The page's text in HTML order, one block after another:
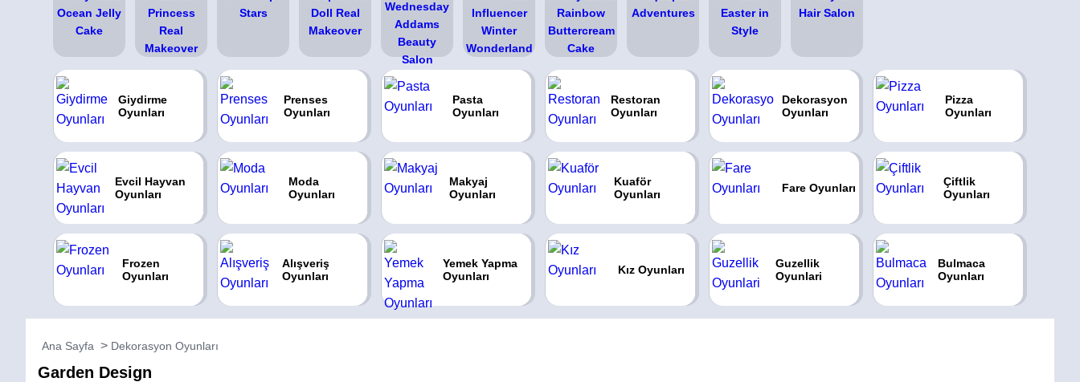
Giydirme
Oyunları
Prenses
Oyunları
Pasta
Oyunları
Restoran
Oyunları
Dekorasyon
Oyunları
Pizza
Oyunları
Evcil Hayvan
Oyunları
Moda
Oyunları
Makyaj
Oyunları
Kuaför
Oyunları
Fare Oyunları
Çiftlik
Oyunları
Frozen
Oyunları
Alışveriş
Oyunları
Yemek Yapma
Oyunları
Kız Oyunları
Guzellik
Oyunlari
Bulmaca
Oyunları
Ana Sayfa Dekorasyon Oyunları
Garden Design